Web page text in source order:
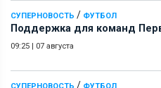
СУПЕРНОВОСТЬ / ФУТБОЛ
Поддержка для команд
09:25 | 07 августа
СУПЕРНОВОСТЬ / ФУТБОЛ